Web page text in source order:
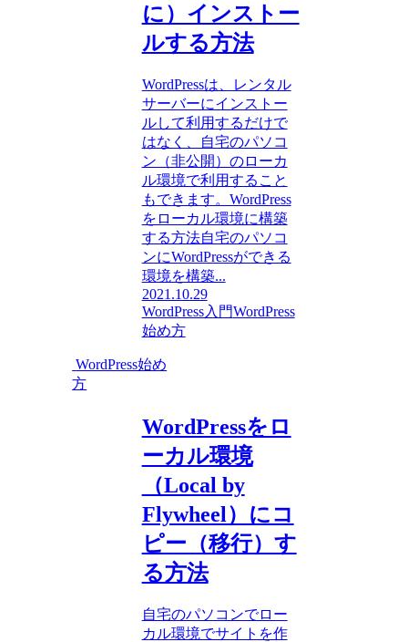
に）インストー
ルする方法
WordPressは、レンタル
サーバーにインストー
ルして利用するだけで
はなく、自宅のパソコ
ン（非公開）のローカ
ル環境で利用すること
もできます。WordPress
をローカル環境に構築
する方法自宅のパソコ
ンにWordPressができる
環境を構築...
2021.10.29
WordPress入門WordPress
始め方
WordPress始め
方
WordPressをロ
ーカル環境
（Local by
Flywheel）にコ
ピー（移行）す
る方法
自宅のパソコンでロー
カル環境でサイトを作